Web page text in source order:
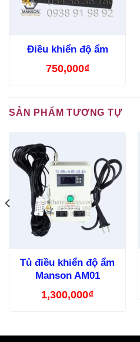
Điều khiển độ ẩm
750,000₫
SẢN PHẨM TƯƠNG TỰ
Tủ điều khiển độ ẩm
Manson AM01
1,300,000₫